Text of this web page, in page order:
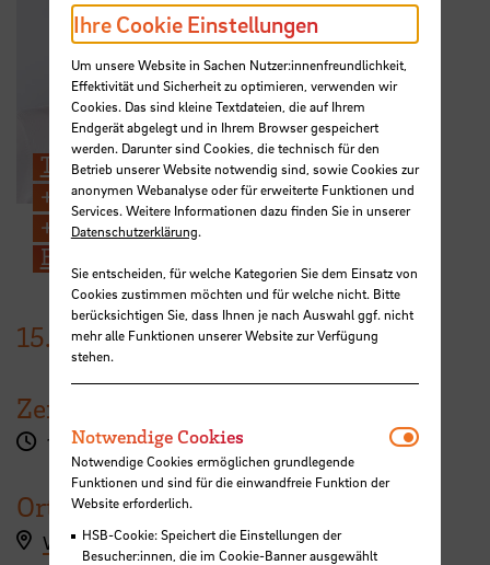
Tanja Sklarek
+49 421 5905 4166
+49 176 1514 0210
E-Mail
15. Oktober2024
Zeit
16:00 - 17:00 Uhr
Ort
Workshopanmeldung hier
Ihre Cookie Einstellungen
Um unsere Website in Sachen Nutzer:innenfreundlichkeit,
Effektivität und Sicherheit zu optimieren, verwenden wir
Cookies. Das sind kleine Textdateien, die auf Ihrem
Endgerät abgelegt und in Ihrem Browser gespeichert
werden. Darunter sind Cookies, die technisch für den
Betrieb unserer Website notwendig sind, sowie Cookies zur
anonymen Webanalyse oder für erweiterte Funktionen und
Services. Weitere Informationen dazu finden Sie in unserer
Datenschutzerklärung.
Sie entscheiden, für welche Kategorien Sie dem Einsatz von
Cookies zustimmen möchten und für welche nicht. Bitte
berücksichtigen Sie, dass Ihnen je nach Auswahl ggf. nicht
mehr alle Funktionen unserer Website zur Verfügung
stehen.
Notwendige Cookies
Notwendige Cookies ermöglichen grundlegende
Funktionen und sind für die einwandfreie Funktion der
Website erforderlich.
HSB-Cookie: Speichert die Einstellungen der
Besucher:innen, die im Cookie-Banner ausgewählt